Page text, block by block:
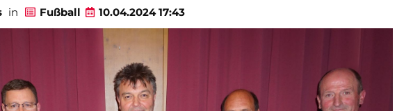
in Fußball 10.04.2024 17:43